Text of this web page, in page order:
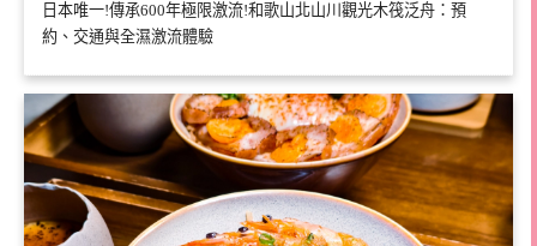
日本唯一!傳承600年極限激流!和歌山北山川觀光木筏泛舟：預
約、交通與全濕激流體驗